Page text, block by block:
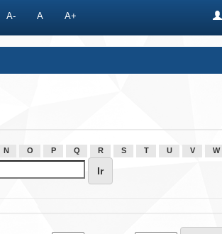
A- A A+
N O P Q R S T U V W